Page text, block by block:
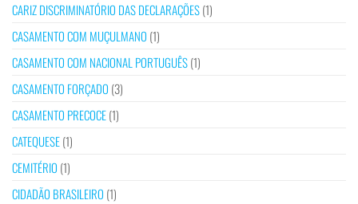
CARIZ DISCRIMINATÓRIO DAS DECLARAÇÕES(1)
CASAMENTO COM MUÇULMANO (1)
CASAMENTO COM NACIONAL PORTUGUÊS(1)
CASAMENTO FORÇADO (3)
CASAMENTO PRECOCE(1)
CATEQUESE(1)
CEMITÉRIO (1)
CIDADÃO BRASILEIRO (1)